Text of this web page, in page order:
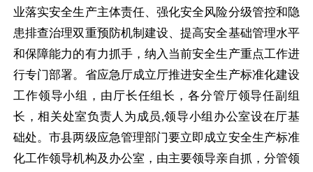
业落实安全生产主体责任、强化安全风险分级管控和隐
患排查治理双重预防机制建设、提高安全基础管理水平
和保障能力的有力抓手，纳入当前安全生产重点工作进
行专门部署。省应急厅成立厅推进安全生产标准化建设
工作领导小组，由厅长任组长，各分管厅领导任副组
长，相关处室负责人为成员 ,领导小组办公室设在厅基
础处。市县两级应急管理部门要立即成立安全生产标准
化工作领导机构及办公室，由主要领导亲自抓，分管领